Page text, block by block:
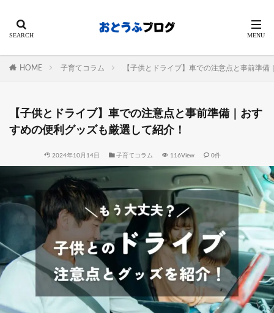
HOME 子育てコラム 【子供とドライブ】車での注意点と事前準
【子供とドライブ】車での注意点と事前準備｜おす
すめの便利グッズも厳選して紹介！
2024年10月14日 子育てコラム 116View 0件